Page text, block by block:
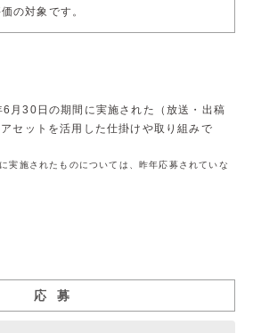
セキュリティーポリシー
の対象です。
月30日の期間に実施された（放送・出稿
セットを活用した仕掛けや取り組みで
施されたものについては、昨年応募されていな
応 募